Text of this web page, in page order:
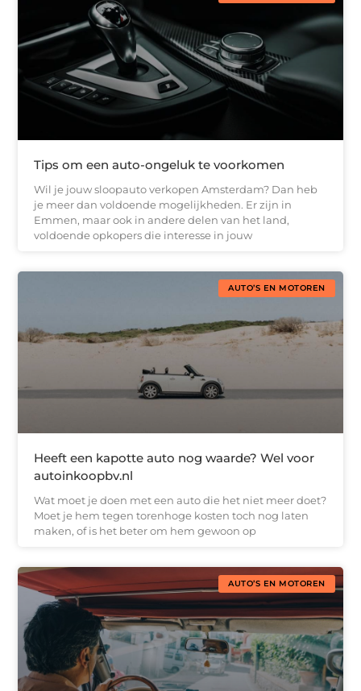
Tips om een auto-ongeluk te voorkomen
Wil je jouw sloopauto verkopen Amsterdam? Dan heb
je meer dan voldoende mogelijkheden. Er zijn in
Emmen, maar ook in andere delen van het land,
voldoende opkopers die interesse in jouw
AUTO’S EN MOTOREN
Heeft een kapotte auto nog waarde? Wel voor
autoinkoopbv.nl
Wat moet je doen met een auto die het niet meer doet?
Moet je hem tegen torenhoge kosten toch nog laten
maken, of is het beter om hem gewoon op
AUTO’S EN MOTOREN